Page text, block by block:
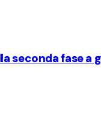
seconda fase a